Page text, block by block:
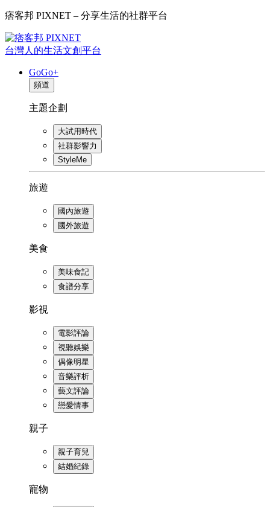
痞客邦 PIXNET – 分享生活的社群平台
台灣人的生活文創平台
GoGo+
頻道
主題企劃
大試用時代
社群影響力
StyleMe
旅遊
國內旅遊
國外旅遊
美食
美味食記
食譜分享
影視
電影評論
視聽娛樂
偶像明星
音樂評析
藝文評論
戀愛情事
親子
親子育兒
結婚紀錄
寵物